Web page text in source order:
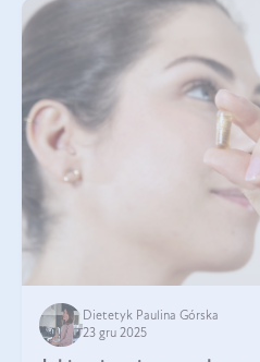
Dietetyk Paulina Górska
23 gru 2025